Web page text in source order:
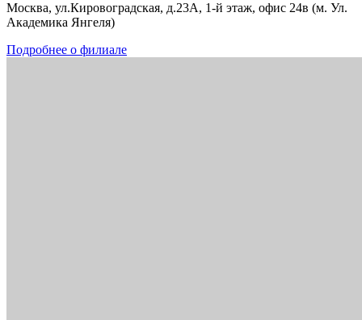
Москва, ул.Кировоградская, д.23А, 1-й этаж, офис 24в (м. Ул.
Академика Янгеля)
Подробнее о филиале